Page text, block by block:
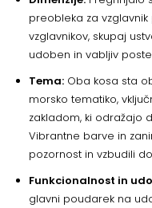
preobleka za
vzglavnikov, skupaj
udoben in vabljiv
Tema: Oba kosa sta
morsko tematiko,
zakladom, ki odražajo
Vibrantne barve in
pozornost in vzbudili
Funkcionalnost in
glavni poudarek na